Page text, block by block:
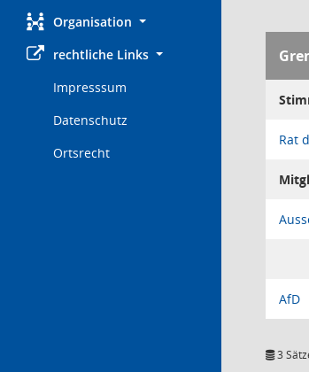
Organisation
rechtliche Links
Impresssum
Datenschutz
Ortsrecht
Rat
AfD
3